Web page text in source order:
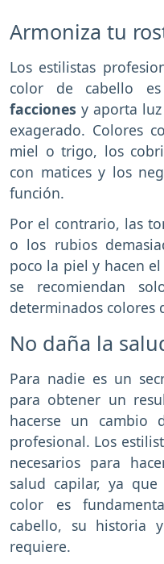
Armoniza tu
Los estilistas
color de cabello
facciones y aporta
exagerado. Colores
miel o trigo, los
con matices y los
función.
Por el contrario, las
o los rubios
poco la piel y hacen
se recomiendan
determinados colores
No daña la
Para nadie es un
para obtener un
hacerse un cambio
profesional. Los
necesarios para
salud capilar, ya
color es
cabello, su historia
requiere.